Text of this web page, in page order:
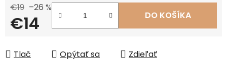
€19 –26 %
€14 DO KOŠÍKA
Tlač Opýtať sa Zdieľať